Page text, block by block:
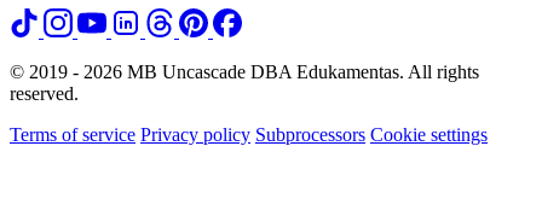
© 2019 - 2026 MB Uncascade DBA Edukamentas. All rights
reserved.
Terms of service Privacy policy Subprocessors Cookie settings